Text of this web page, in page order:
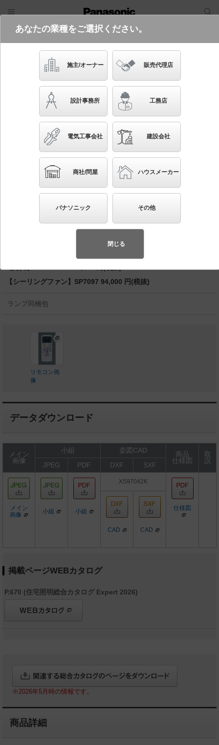
電気・建築設備（ビジネス）
フリーワード
品番・キーワード
かんたん照度計算
XS97042K
天井吊下型 LED（電球色） シーリングファン
13W・直付ボルト取付専用 LED電球交換型・風量4段切
替・風向切替・1/fゆらぎ・1～6時間（1時間単位）タイ
マー 白熱電球100形5灯器具相当／～14畳
【灯具】SPL5542K 146,000 円(税抜)
【シーリングファン】SP7097 94,000 円(税抜)
ランプ同梱包
リモコン画
像
データダウンロード
メイン
画像
小組 姿図CAD
商品
仕様図
取
説
JPEG PDF DXF SXF
メイン
画像
小組 小組
XS97042K
仕様図
CAD CAD
掲載ページWEBカタログ
P.670 (住宅照明総合カタログ Expert 2026)
※2026年5月時の情報です。
商品詳細
あなたの業種をご選択ください。
施主/オーナー 販売代理店
設計事務所 工務店
電気工事会社 建設会社
商社/問屋 ハウスメーカー
パナソニック その他
閉じる